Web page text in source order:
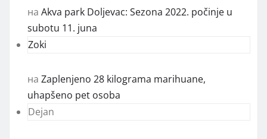
на Akva park Doljevac: Sezona 2022. počinje u
subotu 11. juna
Zoki
на Zaplenjeno 28 kilograma marihuane,
uhapšeno pet osoba
Dejan